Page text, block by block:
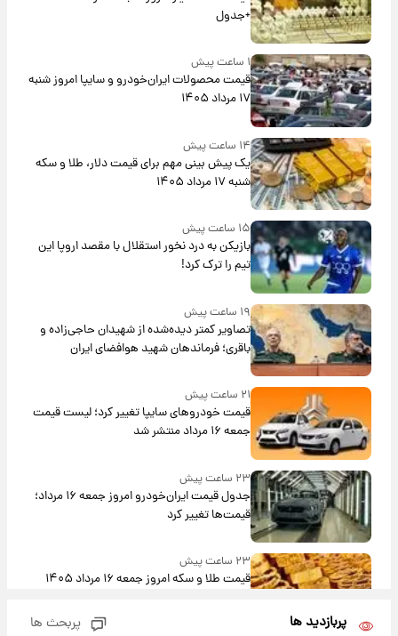
+جدول
۱ ساعت پیش
قیمت محصولات ایران‌خودرو و سایپا امروز شنبه
۱۷ مرداد ۱۴۰۵
۱۴ ساعت پیش
یک پیش ‌بینی مهم برای قیمت دلار، طلا و سکه
شنبه ۱۷ مرداد ۱۴۰۵
۱۵ ساعت پیش
بازیکن به درد نخور استقلال با مقصد اروپا این
تیم را ترک کرد!
۱۹ ساعت پیش
تصاویر کمتر دیده‌شده از شهیدان حاجی‌زاده و
باقری؛ فرماندهان شهید هوافضای ایران
۲۱ ساعت پیش
قیمت خودروهای سایپا تغییر کرد؛ لیست قیمت
جمعه ۱۶ مرداد منتشر شد
۲۳ ساعت پیش
جدول قیمت ایران‌خودرو امروز جمعه ۱۶ مرداد؛
قیمت‌ها تغییر کرد
۲۳ ساعت پیش
قیمت طلا و سکه امروز جمعه ۱۶ مرداد ۱۴۰۵
پربازدید ها پربحث ها